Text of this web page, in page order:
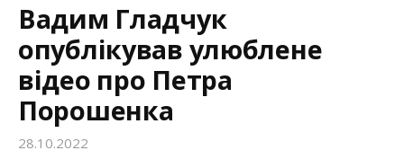
Вадим Гладчук
опублікував улюблене
відео про Петра
Порошенка
28.10.2022